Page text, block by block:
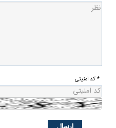
* کد امنیتی